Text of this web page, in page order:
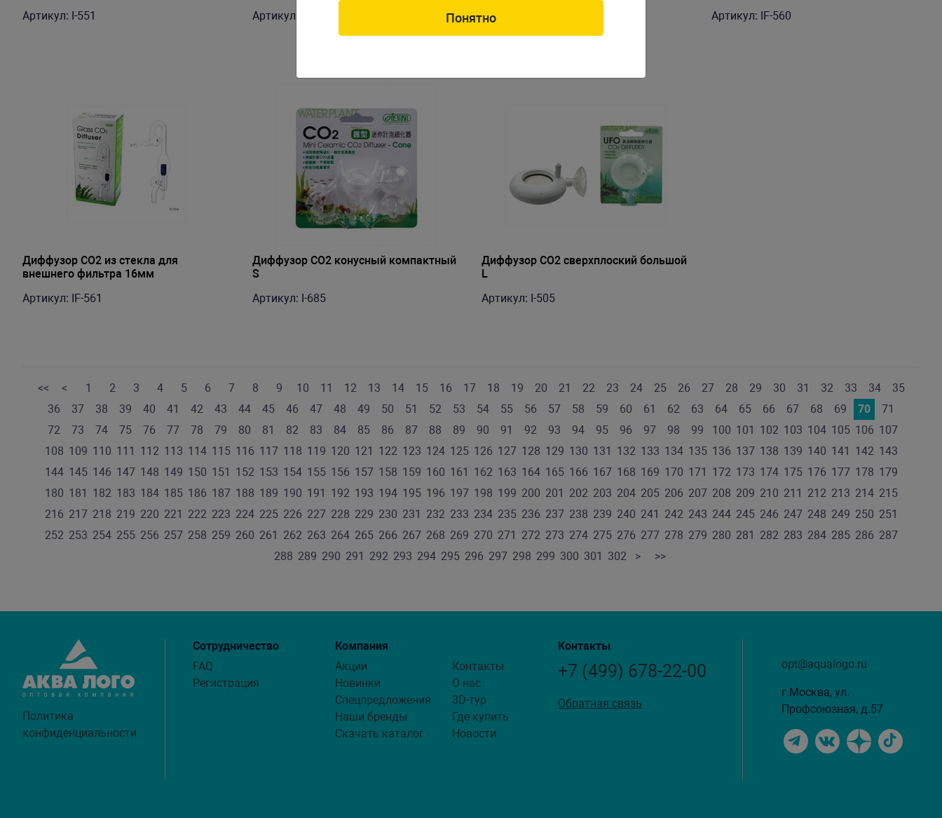
Артикул: I-551
Артикул: I-686
Артикул: I-524
Артикул: IF-560
Диффузор СО2 из стекла для
внешнего фильтра 16мм
Артикул: IF-561
Диффузор СО2 конусный компактный
S
Артикул: I-685
Диффузор СО2 сверхплоский большой
L
Артикул: I-505
<< < 1 2 3 4 5 6 7 8 9 10 11 12 13 14 15 16 17 18 19 20 21 22 23 24 25 26 27 28 29 30 31 32 33 34
35
36
37 38 39 40 41 42 43 44 45 46 47 48 49 50 51 52 53 54 55 56 57 58 59 60 61 62 63 64 65 66 67 68 69 70
71
72
73 74 75 76 77 78 79 80 81 82 83 84 85 86 87 88 89 90 91 92 93 94 95 96 97 98 99 100 101 102 103 104 105 106 107
108 109 110 111 112 113 114 115 116 117 118 119 120 121 122 123 124 125 126 127 128 129 130 131 132 133 134 135 136 137 138 139 140 141 142 143
144 145 146 147 148 149 150 151 152 153 154 155 156 157 158 159 160 161 162 163 164 165 166 167 168 169 170 171 172 173 174 175 176 177 178 179
180 181 182 183 184 185 186 187 188 189 190 191 192 193 194 195 196 197 198 199 200 201 202 203 204 205 206 207 208 209 210 211 212 213 214 215
216 217 218 219 220 221 222 223 224 225 226 227 228 229 230 231 232 233 234 235 236 237 238 239 240 241 242 243 244 245 246 247 248 249 250 251
252 253 254 255 256 257 258 259 260 261 262 263 264 265 266 267 268 269 270 271 272 273 274 275 276 277 278 279 280 281 282 283 284 285 286 287
288 289 290 291 292 293 294 295 296 297 298 299 300 301 302 > >>
Политика
конфиденциальности
Сотрудничество
FAQ
Регистрация
Компания
Акции
Новинки
Спецпредложения
Наши бренды
Скачать каталог
Контакты
О нас
3D-тур
Где купить
Новости
Контакты
+7 (499) 678-22-00
Обратная связь
opt@aqualogo.ru
г.Москва, ул.
Профсоюзная, д.57
Понятно